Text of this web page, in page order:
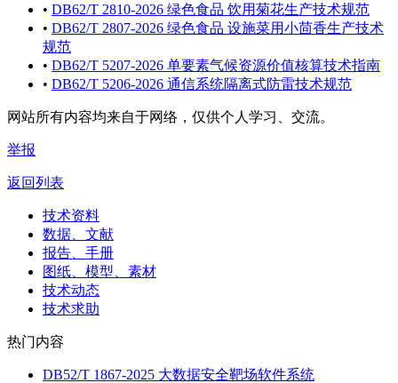
• DB62/T 2810-2026 绿色食品 饮用菊花生产技术规范
• DB62/T 2807-2026 绿色食品 设施菜用小茴香生产技术
规范
• DB62/T 5207-2026 单要素气候资源价值核算技术指南
• DB62/T 5206-2026 通信系统隔离式防雷技术规范
网站所有内容均来自于网络，仅供个人学习、交流。
举报
返回列表
技术资料
数据、文献
报告、手册
图纸、模型、素材
技术动态
技术求助
热门内容
DB52/T 1867-2025 大数据安全靶场软件系统